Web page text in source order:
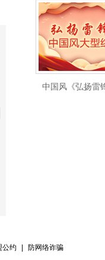
中国风《弘扬雷
公约 防网络诈骗